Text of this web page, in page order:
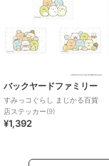
バックヤードファミリー
すみっコぐらし まじかる百貨
店ステッカー(9)
¥1,392